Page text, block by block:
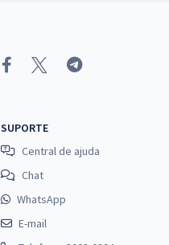
SUPORTE
Central de ajuda
Chat
WhatsApp
E-mail